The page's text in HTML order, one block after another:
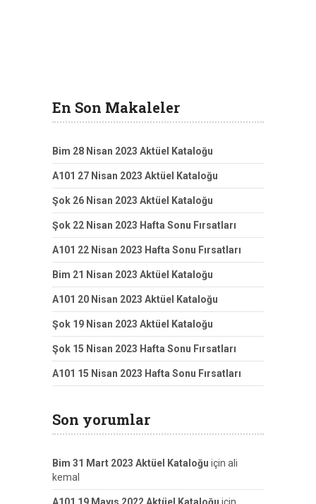
En Son Makaleler
Bim 28 Nisan 2023 Aktüel Kataloğu
A101 27 Nisan 2023 Aktüel Kataloğu
Şok 26 Nisan 2023 Aktüel Kataloğu
Şok 22 Nisan 2023 Hafta Sonu Fırsatları
A101 22 Nisan 2023 Hafta Sonu Fırsatları
Bim 21 Nisan 2023 Aktüel Kataloğu
A101 20 Nisan 2023 Aktüel Kataloğu
Şok 19 Nisan 2023 Aktüel Kataloğu
Şok 15 Nisan 2023 Hafta Sonu Fırsatları
A101 15 Nisan 2023 Hafta Sonu Fırsatları
Son yorumlar
Bim 31 Mart 2023 Aktüel Kataloğu için ali
kemal